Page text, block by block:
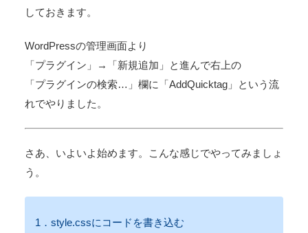
しておきます。
WordPressの管理画面より
「プラグイン」→「新規追加」と進んで右上の
「プラグインの検索…」欄に「AddQuicktag」という流
れでやりました。
さあ、いよいよ始めます。こんな感じでやってみましょ
う。
1．style.cssにコードを書き込む